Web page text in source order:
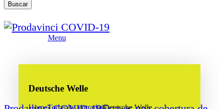
Buscar
Menu
Deutsche Welle
HomeTodas las entradasDeutsche Welle